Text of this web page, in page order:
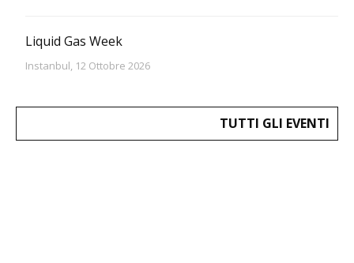
Liquid Gas Week
Instanbul, 12 Ottobre 2026
TUTTI GLI EVENTI